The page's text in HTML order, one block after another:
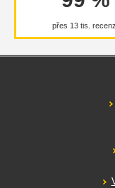
přes 13 tis.